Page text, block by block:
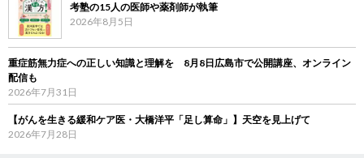
考塾の15人の医師や薬剤師が執筆
2026年8月5日
重症筋無力症への正しい知識と理解を 8月8日広島市で公開講座、オンライン
配信も
2026年7月31日
【がんを生きる緩和ケア医・大橋洋平「足し算命」】天空を見上げて
2026年7月28日